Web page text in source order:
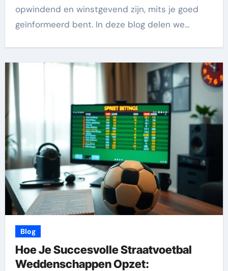
opwindend en winstgevend zijn, mits je goed
geïnformeerd bent. In deze blog delen we…
Blog
Hoe Je Succesvolle Straatvoetbal
Weddenschappen Opzet: